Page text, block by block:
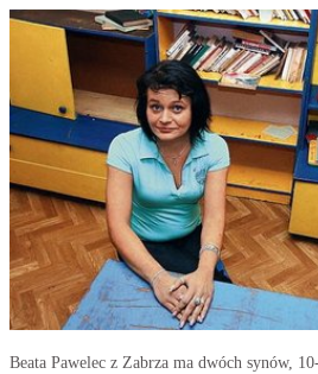
Beata Pawelec z Zabrza ma dwóch synów,